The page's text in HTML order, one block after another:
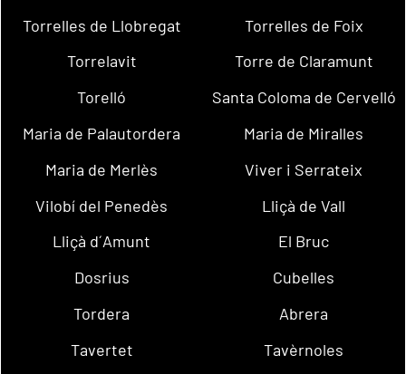
Torrelles de Llobregat
Torrelles de Foix
Torrelavit
Torre de Claramunt
Torelló
Santa Coloma de Cervelló
Maria de Palautordera
Maria de Miralles
Maria de Merlès
Viver i Serrateix
Vilobí del Penedès
Lliçà de Vall
Lliçà d´Amunt
El Bruc
Dosrius
Cubelles
Tordera
Abrera
Tavertet
Tavèrnoles